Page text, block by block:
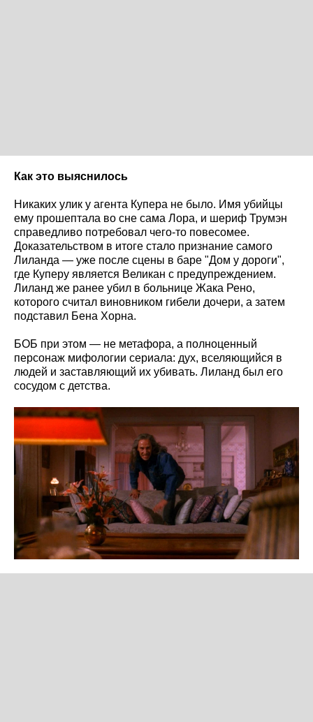
Как это выяснилось
Никаких улик у агента Купера не было. Имя убийцы
ему прошептала во сне сама Лора, и шериф Трумэн
справедливо потребовал чего-то повесомее.
Доказательством в итоге стало признание самого
Лиланда — уже после сцены в баре "Дом у дороги",
где Куперу является Великан с предупреждением.
Лиланд же ранее убил в больнице Жака Рено,
которого считал виновником гибели дочери, а затем
подставил Бена Хорна.
БОБ при этом — не метафора, а полноценный
персонаж мифологии сериала: дух, вселяющийся в
людей и заставляющий их убивать. Лиланд был его
сосудом с детства.